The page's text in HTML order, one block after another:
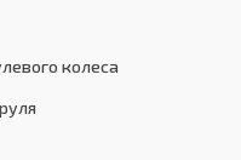
колеса